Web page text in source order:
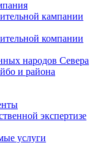
кампании
компании
народов Севера
и района
экспертизе
услуги